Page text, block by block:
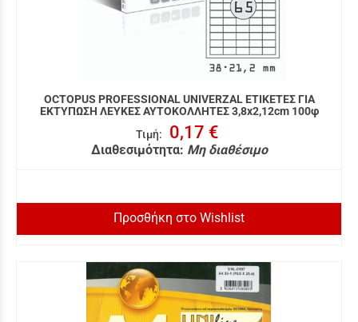
OCTOPUS PROFESSIONAL UNIVERZAL ΕΤΙΚΕΤΕΣ ΓΙΑ
ΕΚΤΥΠΩΣΗ ΛΕΥΚΕΣ ΑΥΤΟΚΟΛΛΗΤΕΣ 3,8x2,12cm 100φ
Τιμή: 0,17 €
Διαθεσιμότητα: Μη διαθέσιμο
Προσθήκη στο Wishlist